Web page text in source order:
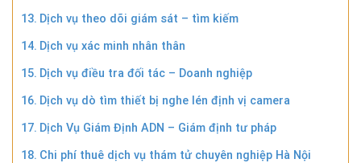
Dịch vụ theo dõi giám sát – tìm kiếm
Dịch vụ xác minh nhân thân
Dịch vụ điều tra đối tác – Doanh nghiệp
Dịch vụ dò tìm thiết bị nghe lén định vị camera
Dịch Vụ Giám Định ADN – Giám định tư pháp
Chi phí thuê dịch vụ thám tử chuyên nghiệp Hà Nội